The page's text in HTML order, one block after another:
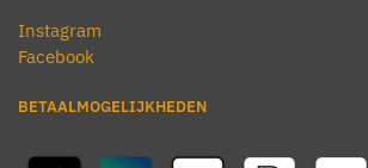
Instagram
Facebook
BETAALMOGELIJKHEDEN